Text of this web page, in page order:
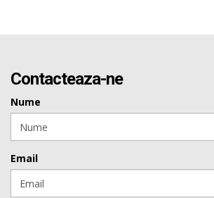
Contacteaza-ne
Nume
Email